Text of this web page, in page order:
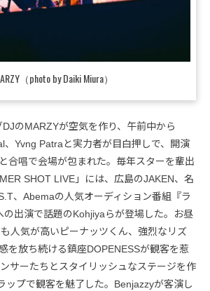
（photo by Daiki Miura）
のMARZYが空気を作り、午前中から
、Yvng Patraと実力者が目白押しで、開演
合唱で会場が包まれた。毎年スターを輩出
SHOT LIVE」には、広島のJAKEN、名
、Abemaの人気オーディション番組『ラ
の出演で話題のKohjiyaらが登場した。お昼
人気が高いピーナッツくん、強烈なリズ
を放ち続ける鎮座DOPENESSが観客を惹
サーたちとスタイリッシュなステージを作
ップで観客を魅了した。Benjazzyが客演し